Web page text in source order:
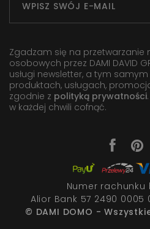
Zgadzam się na przetwarzanie
osobowych przez DAMI DAVID
usługi newsletter, a tym
produktach, usługach,
zgodnie z polityką prywatności
w każdej chwili cofnąć.
Numer rachunku
Alior Bank 57 2490 0005
© DAMI DOMO -